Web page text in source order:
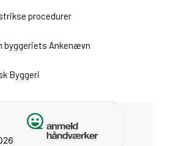
procedurer
byggeriets Ankenævn
Byggeri